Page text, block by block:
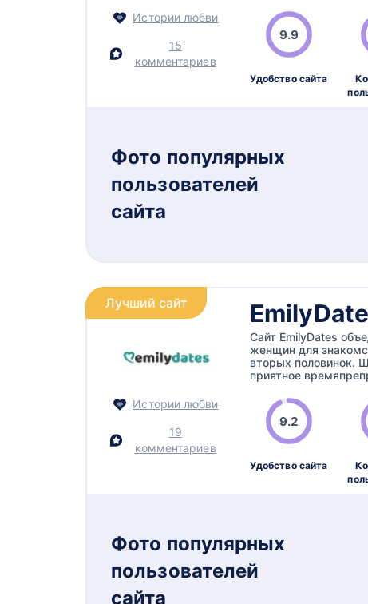
Истории любви
15
комментариев
9.9
Удобство сайта
Фото популярных
пользователей
сайта
Лучший сайт
Истории любви
19
комментариев
Сайт EmilyDates
женщин для
вторых половинок.
приятное
9.2
Удобство сайта
Фото популярных
пользователей
сайта